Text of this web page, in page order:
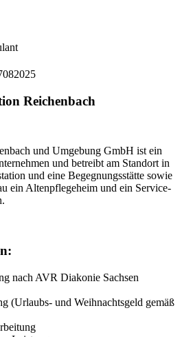
Reichenbach
und Umgebung GmbH ist ein
und betreibt am Standort in
und eine Begegnungsstätte sowie
ein Altenpflegeheim und ein Service-
nach AVR Diakonie Sachsen
(Urlaubs- und Weihnachtsgeld gemäß